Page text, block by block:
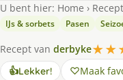
U bent hier: Home ›
IJs & sorbets Pasen
Recept van derbyke
👍Lekker! Maak